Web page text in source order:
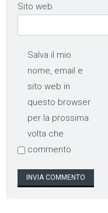
Sito web
Salva il mio
nome, email e
sito web in
questo browser
per la prossima
volta che
commento.